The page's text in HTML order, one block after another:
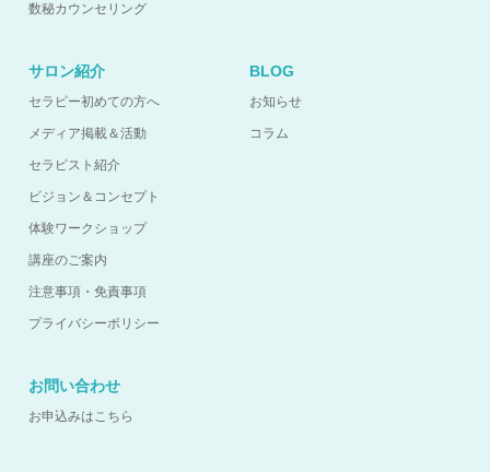
数秘カウンセリング
サロン紹介
セラピー初めての方へ
メディア掲載＆活動
セラピスト紹介
ビジョン＆コンセプト
体験ワークショップ
講座のご案内
注意事項・免責事項
プライバシーポリシー
BLOG
お知らせ
コラム
お問い合わせ
お申込みはこちら